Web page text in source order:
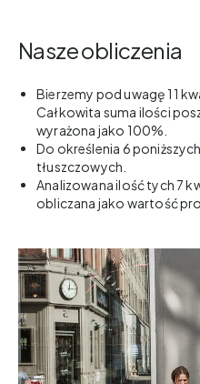
Nasze obliczenia
Bierzemy pod uwagę 11
Całkowita suma ilości
wyrażona jako 100%.
Do określenia 6
tłuszczowych.
Analizowana ilość tych 7
obliczana jako wartość